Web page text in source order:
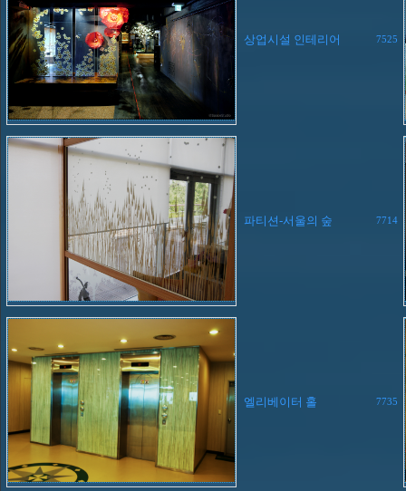
상업시설 인테리어 7525
파티션-서울의 숲 7714
엘리베이터 홀 7735